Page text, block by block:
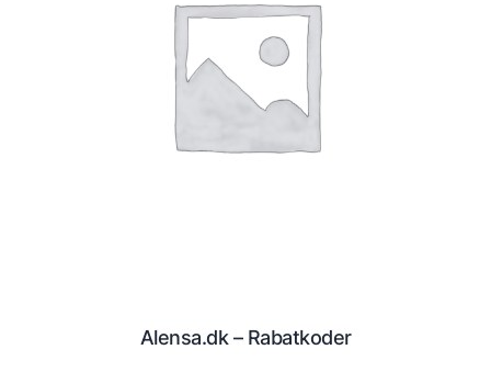
Alensa.dk – Rabatkoder